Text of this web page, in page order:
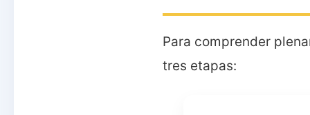
Para comprender
tres etapas: